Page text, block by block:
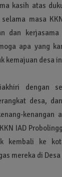
kasih atas
masa
dan
apa yang
kemajuan desa
dengan
desa,
kenangan
IAD
kembali ke
mereka di Desa